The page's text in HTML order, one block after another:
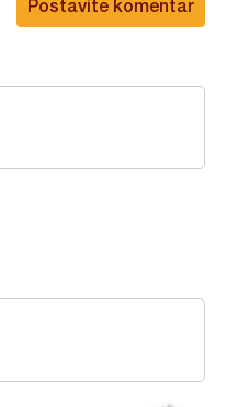
Postavite komentar